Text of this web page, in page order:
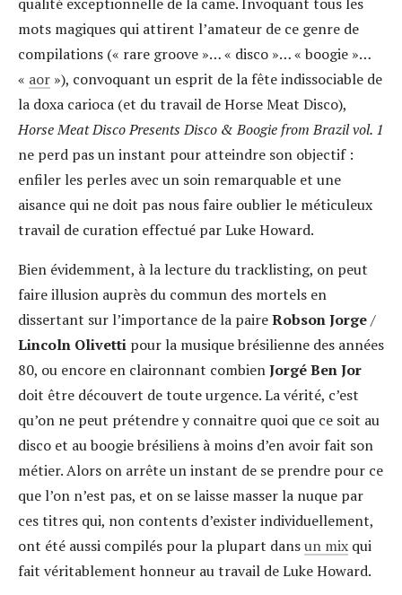
mots magiques qui attirent l’amateur de ce genre de
compilations (« rare groove »… « disco »… « boogie »…
« aor »), convoquant un esprit de la fête indissociable de
la doxa carioca (et du travail de Horse Meat Disco),
Horse Meat Disco Presents Disco & Boogie from Brazil vol. 1
ne perd pas un instant pour atteindre son objectif :
enfiler les perles avec un soin remarquable et une
aisance qui ne doit pas nous faire oublier le méticuleux
travail de curation effectué par Luke Howard.
Bien évidemment, à la lecture du tracklisting, on peut
faire illusion auprès du commun des mortels en
dissertant sur l’importance de la paireRobson Jorge/
Lincoln Olivetti pour la musique brésilienne des années
80, ou encore en claironnant combienJorgé Ben Jor
doit être découvert de toute urgence. La vérité, c’est
qu’on ne peut prétendre y connaitre quoi que ce soit au
disco et au boogie brésiliens à moins d’en avoir fait son
métier. Alors on arrête un instant de se prendre pour ce
que l’on n’est pas, et on se laisse masser la nuque par
ces titres qui, non contents d’exister individuellement,
ont été aussi compilés pour la plupart dansun mix qui
fait véritablement honneur au travail de Luke Howard.